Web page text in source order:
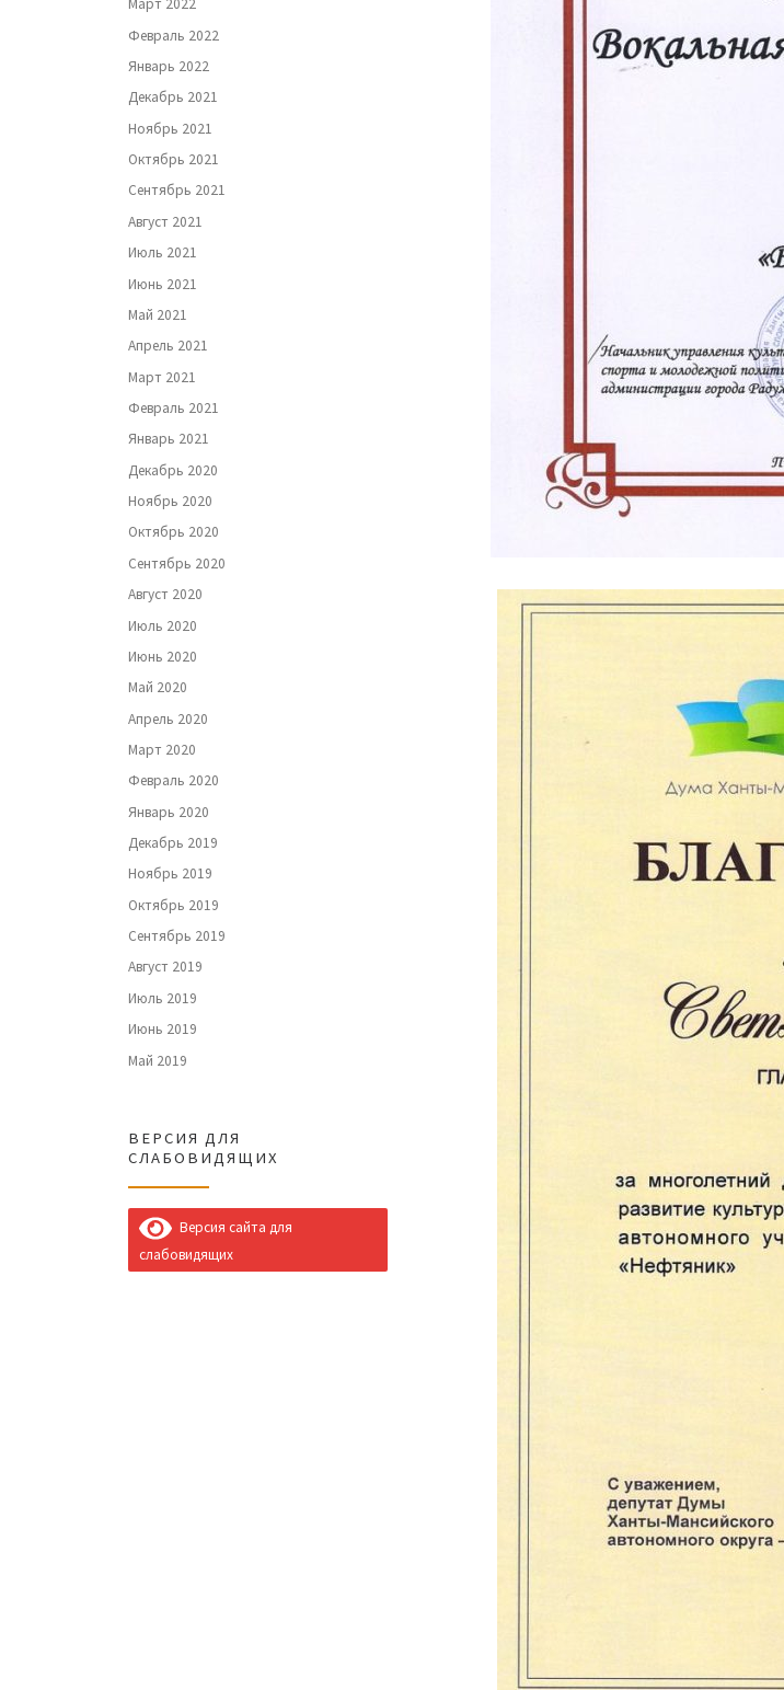
Март 2022
Февраль 2022
Январь 2022
Декабрь 2021
Ноябрь 2021
Октябрь 2021
Сентябрь 2021
Август 2021
Июль 2021
Июнь 2021
Май 2021
Апрель 2021
Март 2021
Февраль 2021
Январь 2021
Декабрь 2020
Ноябрь 2020
Октябрь 2020
Сентябрь 2020
Август 2020
Июль 2020
Июнь 2020
Май 2020
Апрель 2020
Март 2020
Февраль 2020
Январь 2020
Декабрь 2019
Ноябрь 2019
Октябрь 2019
Сентябрь 2019
Август 2019
Июль 2019
Июнь 2019
Май 2019
ВЕРСИЯ ДЛЯ
СЛАБОВИДЯЩИХ
Версия сайта для
слабовидящих